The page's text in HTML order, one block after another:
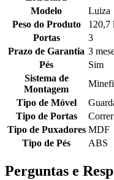
Modelo
Luiza
Peso do Produto
120,7
Portas
3
Prazo de Garantia 3
Pés
Sim
Sistema de
Montagem
Tipo de Móvel
Tipo de Portas
Correr
Tipo de Puxadores MDF
Tipo de Pés
ABS
Perguntas e